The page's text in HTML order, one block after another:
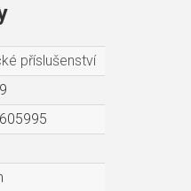
příslušenství